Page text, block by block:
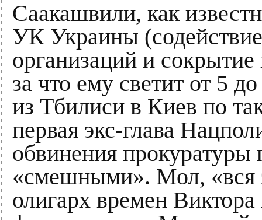
Саакашвили, как
УК Украины
организаций и
за что ему светит от 5
из Тбилиси в Киев по
первая экс-глава
обвинения
«смешными». Мол, «вся
олигарх времен